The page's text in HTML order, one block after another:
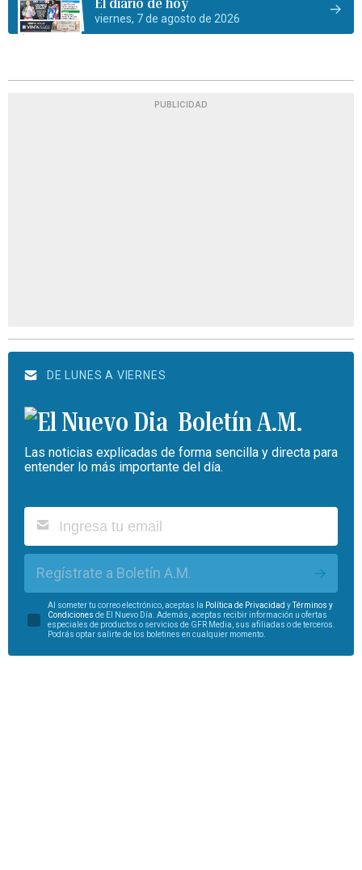
viernes, 7 de agosto de 2026
PUBLICIDAD
DE LUNES A VIERNES
Boletín A.M.
Las noticias explicadas de forma sencilla y directa para
entender lo más importante del día.
Regístrate a Boletín A.M.
Al someter tu correo electrónico, aceptas la Política de Privacidad yTérminos y
Condiciones de El Nuevo Día. Además, aceptas recibir información u ofertas
especiales de productos o servicios de GFR Media, sus afiliadas o de terceros.
Podrás optar salirte de los boletines en cualquier momento.